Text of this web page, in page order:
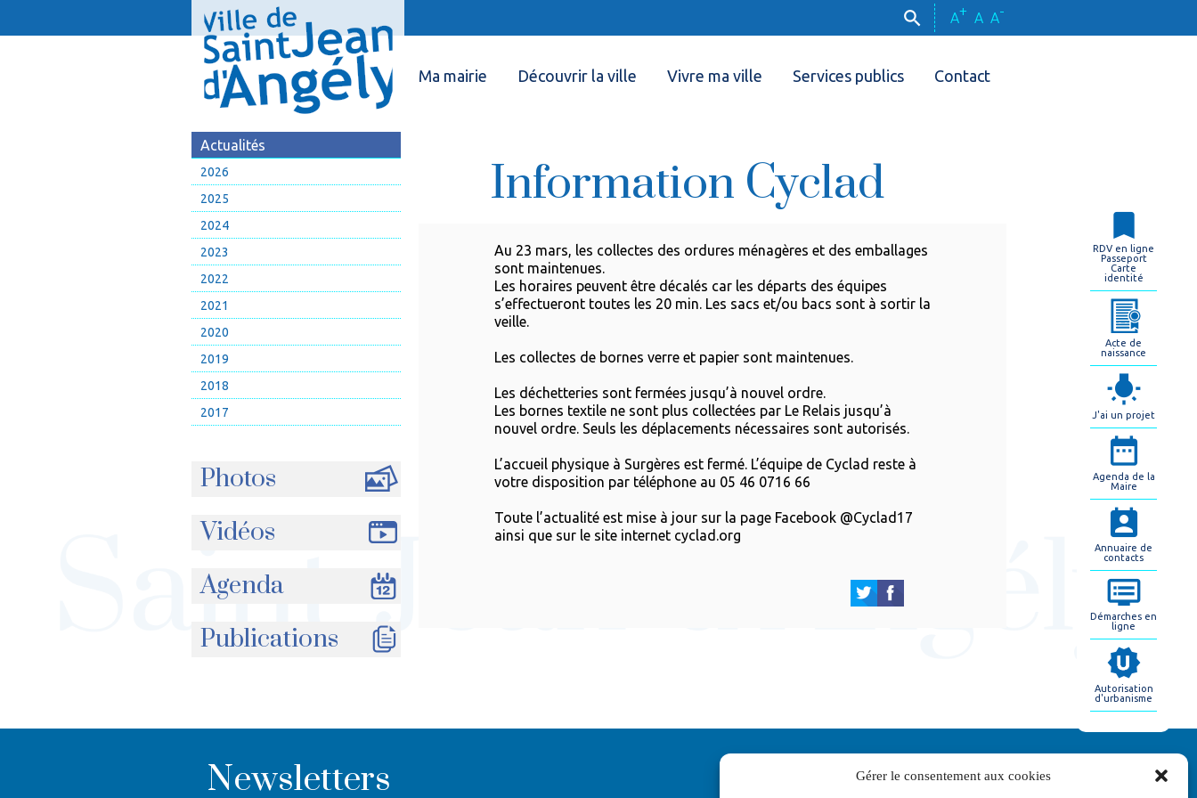
Gérer le consentement aux cookies
A+ A A-
Ma mairie Découvrir la ville Vivre ma ville Services publics Contact
Actualités
2026
2025
2024
2023
2022
2021
2020
2019
2018
2017
Photos
Vidéos
Agenda
Publications
Information Cyclad
Au 23 mars, les collectes des ordures ménagères et des emballages
sont maintenues.
Les horaires peuvent être décalés car les départs des équipes
s’effectueront toutes les 20 min. Les sacs et/ou bacs sont à sortir la
veille.
Les collectes de bornes verre et papier sont maintenues.
Les déchetteries sont fermées jusqu’à nouvel ordre.
Les bornes textile ne sont plus collectées par Le Relais jusqu’à
nouvel ordre. Seuls les déplacements nécessaires sont autorisés.
L’accueil physique à Surgères est fermé. L’équipe de Cyclad reste à
votre disposition par téléphone au 05 46 0716 66
Toute l’actualité est mise à jour sur la page Facebook @Cyclad17
ainsi que sur le site internet cyclad.org
Newsletters
RDV en ligne
Passeport
Carte
identité
Acte de
naissance
J'ai un projet
Agenda de la
Maire
Annuaire de
contacts
Démarches en
ligne
Autorisation
d'urbanisme